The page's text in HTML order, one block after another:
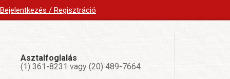
Bejelentkezés / Regisztráció
Asztalfoglalás
(1) 361-8231 vagy (20) 489-7664